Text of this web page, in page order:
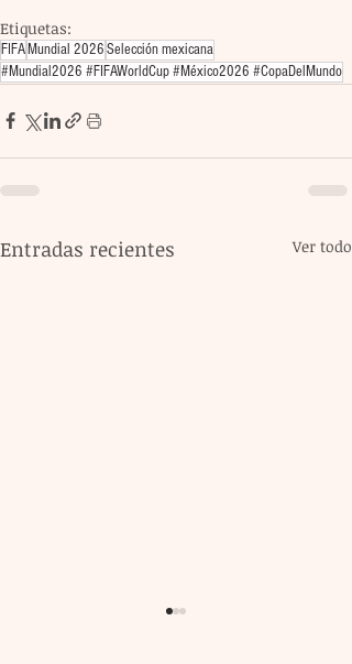
Etiquetas:
FIFA Mundial 2026Selección mexicana
#Mundial2026 #FIFAWorldCup #México2026 #CopaDelMundo
Entradas recientes Ver todo